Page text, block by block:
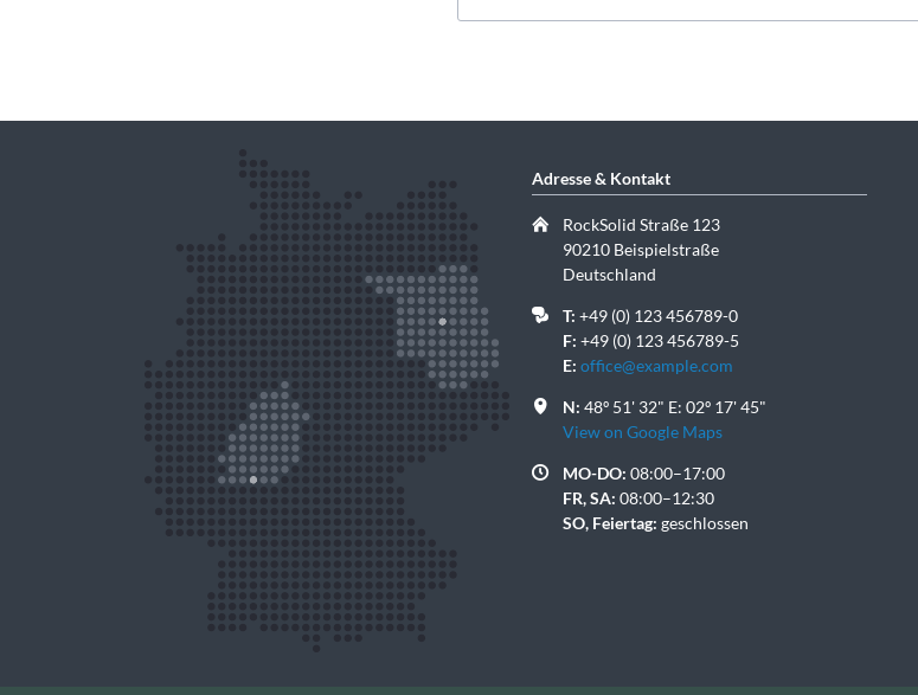
Adresse & Kontakt
RockSolid Straße 123
90210 Beispielstraße
Deutschland
T: +49 (0) 123 456789-0
F: +49 (0) 123 456789-5
E: office@example.com
N: 48º 51' 32" E: 02º 17' 45"
View on Google Maps
MO-DO: 08:00–17:00
FR, SA: 08:00–12:30
SO, Feiertag: geschlossen